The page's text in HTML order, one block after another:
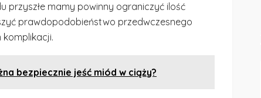
przyszłe mamy powinny ograniczyć ilość
prawdopodobieństwo przedwczesnego
bezpiecznie jeść miód w ciąży?